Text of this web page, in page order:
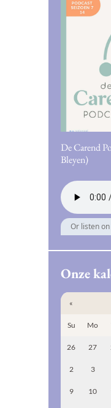
De Carend
Bleyen)
Or listen on
Onze
«
Su Mo
26 27
2 3
9 10